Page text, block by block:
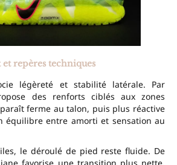
repères techniques
légèreté et stabilité latérale. Par
des renforts ciblés aux zones
paraît ferme au talon, puis plus réactive
équilibre entre amorti et sensation au
le déroulé de pied reste fluide. De